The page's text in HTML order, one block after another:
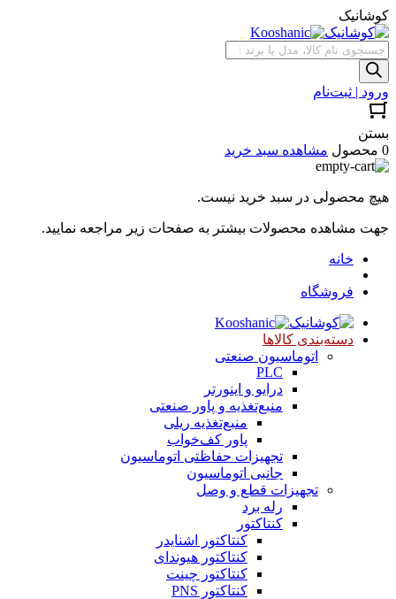
کوشانیک
جستجوی
محصولات
ورود | ثبت‌نام
بستن
0 محصول
مشاهده سبد خرید
هیچ محصولی در سبد خرید نیست.
جهت مشاهده محصولات بیشتر به صفحات زیر مراجعه نمایید.
خانه
فروشگاه
دسته‌بندی کالاها
اتوماسیون صنعتی
PLC
درایو و اینورتر
منبع‌تغذیه و پاور صنعتی
منبع‌تغذیه ریلی
پاور کف‌خواب
تجهیزات حفاظتی اتوماسیون
جانبی اتوماسیون
تجهیزات قطع و وصل
رله برد
کنتاکتور
کنتاکتور اشنایدر
کنتاکتور هیوندای
کنتاکتور چینت
کنتاکتور PNS